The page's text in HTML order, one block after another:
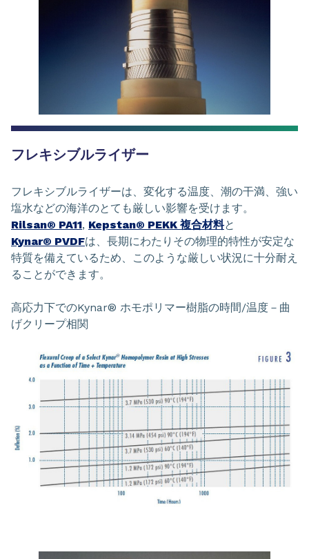
フレキシブルライザー
フレキシブルライザーは、変化する温度、潮の干満、強い
塩水などの海洋のとても厳しい影響を受けます。
Rilsan® PA11, Kepstan® PEKK 複合材料と
Kynar® PVDFは、長期にわたりその物理的特性が安定な
特質を備えているため、このような厳しい状況に十分耐え
ることができます。
高応力下でのKynar® ホモポリマー樹脂の時間/温度－曲
げクリープ相関